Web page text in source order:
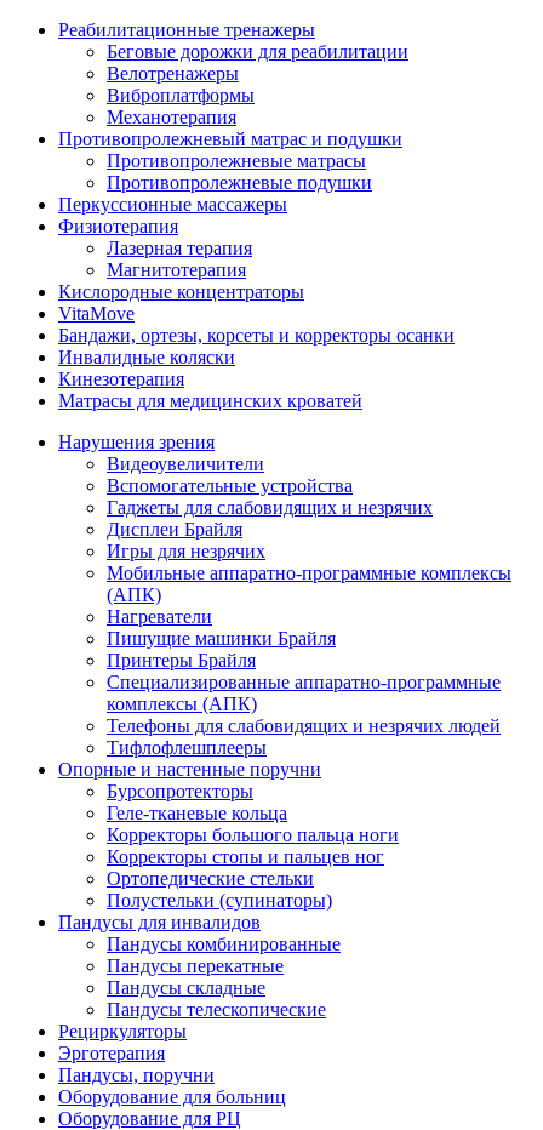
Реабилитационные тренажеры
Беговые дорожки для реабилитации
Велотренажеры
Виброплатформы
Механотерапия
Противопролежневый матрас и подушки
Противопролежневые матрасы
Противопролежневые подушки
Перкуссионные массажеры
Физиотерапия
Лазерная терапия
Магнитотерапия
Кислородные концентраторы
VitaMove
Бандажи, ортезы, корсеты и корректоры осанки
Инвалидные коляски
Кинезотерапия
Матрасы для медицинских кроватей
Нарушения зрения
Видеоувеличители
Вспомогательные устройства
Гаджеты для слабовидящих и незрячих
Дисплеи Брайля
Игры для незрячих
Мобильные аппаратно-программные комплексы
(АПК)
Нагреватели
Пишущие машинки Брайля
Принтеры Брайля
Специализированные аппаратно-программные
комплексы (АПК)
Телефоны для слабовидящих и незрячих людей
Тифлофлешплееры
Опорные и настенные поручни
Бурсопротекторы
Геле-тканевые кольца
Корректоры большого пальца ноги
Корректоры стопы и пальцев ног
Ортопедические стельки
Полустельки (супинаторы)
Пандусы для инвалидов
Пандусы комбинированные
Пандусы перекатные
Пандусы складные
Пандусы телескопические
Рециркуляторы
Эрготерапия
Пандусы, поручни
Оборудование для больниц
Оборудование для РЦ